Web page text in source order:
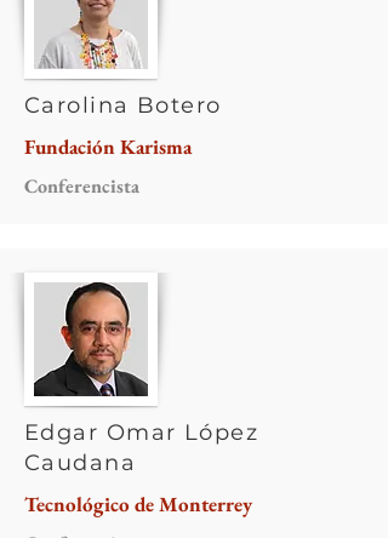
Carolina Botero
Fundación Karisma
Conferencista
Edgar Omar López
Caudana
Tecnológico de Monterrey